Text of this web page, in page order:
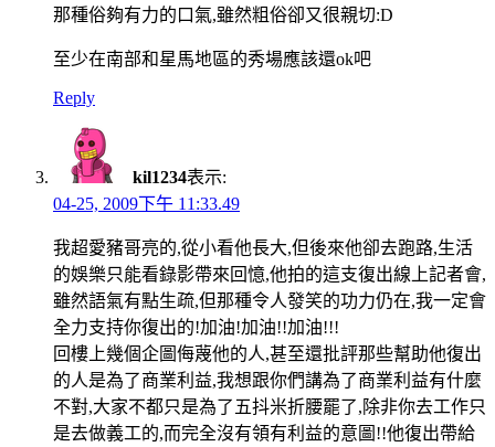
那種俗夠有力的口氣,雖然粗俗卻又很親切:D
至少在南部和星馬地區的秀場應該還ok吧
Reply
kil1234表示:
04-25, 2009下午 11:33.49
我超愛豬哥亮的,從小看他長大,但後來他卻去跑路,生活
的娛樂只能看錄影帶來回憶,他拍的這支復出線上記者會,
雖然語氣有點生疏,但那種令人發笑的功力仍在,我一定會
全力支持你復出的!加油!加油!!加油!!!
回樓上幾個企圖侮蔑他的人,甚至還批評那些幫助他復出
的人是為了商業利益,我想跟你們講為了商業利益有什麼
不對,大家不都只是為了五抖米折腰罷了,除非你去工作只
是去做義工的,而完全沒有領有利益的意圖!!他復出帶給